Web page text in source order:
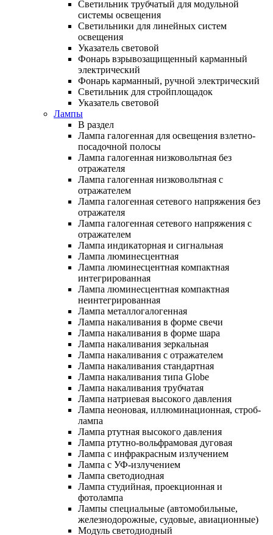
Светильник трубчатый для модульной
системы освещения
Светильники для линейных систем
освещения
Указатель световой
Фонарь взрывозащищенный карманный
электрический
Фонарь карманный, ручной электрический
Светильник для стройплощадок
Указатель световой
Лампы
В раздел
Лампа галогенная для освещения взлетно-
посадочной полосы
Лампа галогенная низковольтная без
отражателя
Лампа галогенная низковольтная с
отражателем
Лампа галогенная сетевого напряжения без
отражателя
Лампа галогенная сетевого напряжения с
отражателем
Лампа индикаторная и сигнальная
Лампа люминесцентная
Лампа люминесцентная компактная
интегрированная
Лампа люминесцентная компактная
неинтегрированная
Лампа металлогалогенная
Лампа накаливания в форме свечи
Лампа накаливания в форме шара
Лампа накаливания зеркальная
Лампа накаливания с отражателем
Лампа накаливания стандартная
Лампа накаливания типа Globe
Лампа накаливания трубчатая
Лампа натриевая высокого давления
Лампа неоновая, иллюминационная, строб-
лампа
Лампа ртутная высокого давления
Лампа ртутно-вольфрамовая дуговая
Лампа с инфракрасным излучением
Лампа с УФ-излучением
Лампа светодиодная
Лампа студийная, проекционная и
фотолампа
Лампы специальные (автомобильные,
железнодорожные, судовые, авиационные)
Модуль светодиодный